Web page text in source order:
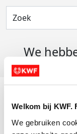
Welkom bij KWF.
We gebruiken
We
Evenementen